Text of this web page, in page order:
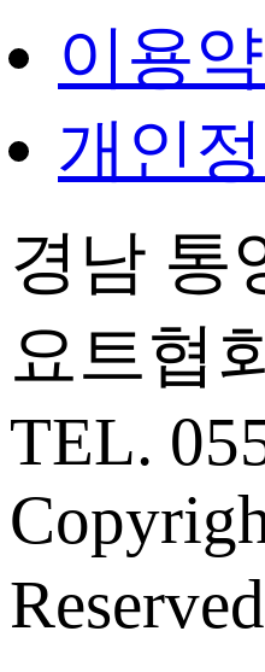
이용
개인
경남 통
요트협
TEL.